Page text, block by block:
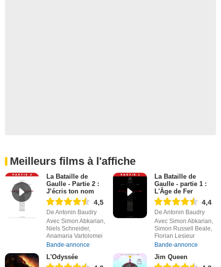
Meilleurs films à l'affiche
La Bataille de
Gaulle - Partie 2 :
J’écris ton nom
4,5
De Antonin Baudry
Avec Simon Abkarian,
Niels Schneider,
Anamaria Vartolomei
Bande-annonce
La Bataille de
Gaulle - partie 1 :
L'Âge de Fer
4,4
De Antonin Baudry
Avec Simon Abkarian,
Simon Russell Beale,
Florian Lesieur
Bande-annonce
L'Odyssée Jim Queen